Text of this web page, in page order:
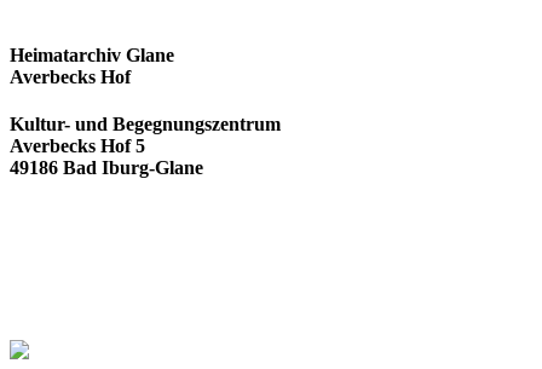
Heimatarchiv Glane
Averbecks Hof
Kultur- und Begegnungszentrum
Averbecks Hof 5
49186 Bad Iburg-Glane